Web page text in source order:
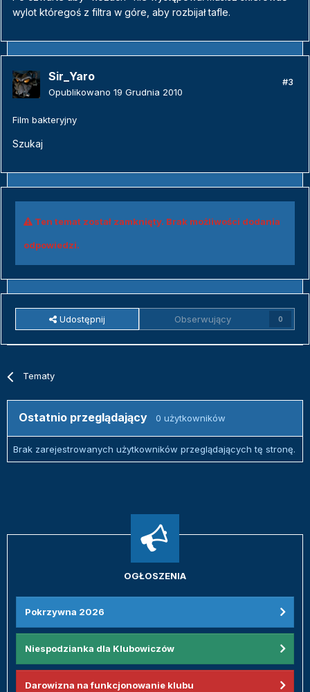
wylot któregoś z filtra w góre, aby rozbijał tafle.
Sir_Yaro
Opublikowano 19 Grudnia 2010
#3
Film bakteryjny
Szukaj
Ten temat został zamknięty. Brak możliwości dodania
odpowiedzi.
Udostępnij Obserwujący 0
Tematy
Ostatnio przeglądający 0 użytkowników
Brak zarejestrowanych użytkowników przeglądających tę stronę.
OGŁOSZENIA
Pokrzywna 2026
Niespodzianka dla Klubowiczów
Darowizna na funkcjonowanie klubu